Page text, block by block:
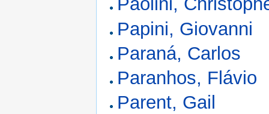
Papini, Giovanni
Paraná, Carlos
Paranhos, Flávio
Parent, Gail